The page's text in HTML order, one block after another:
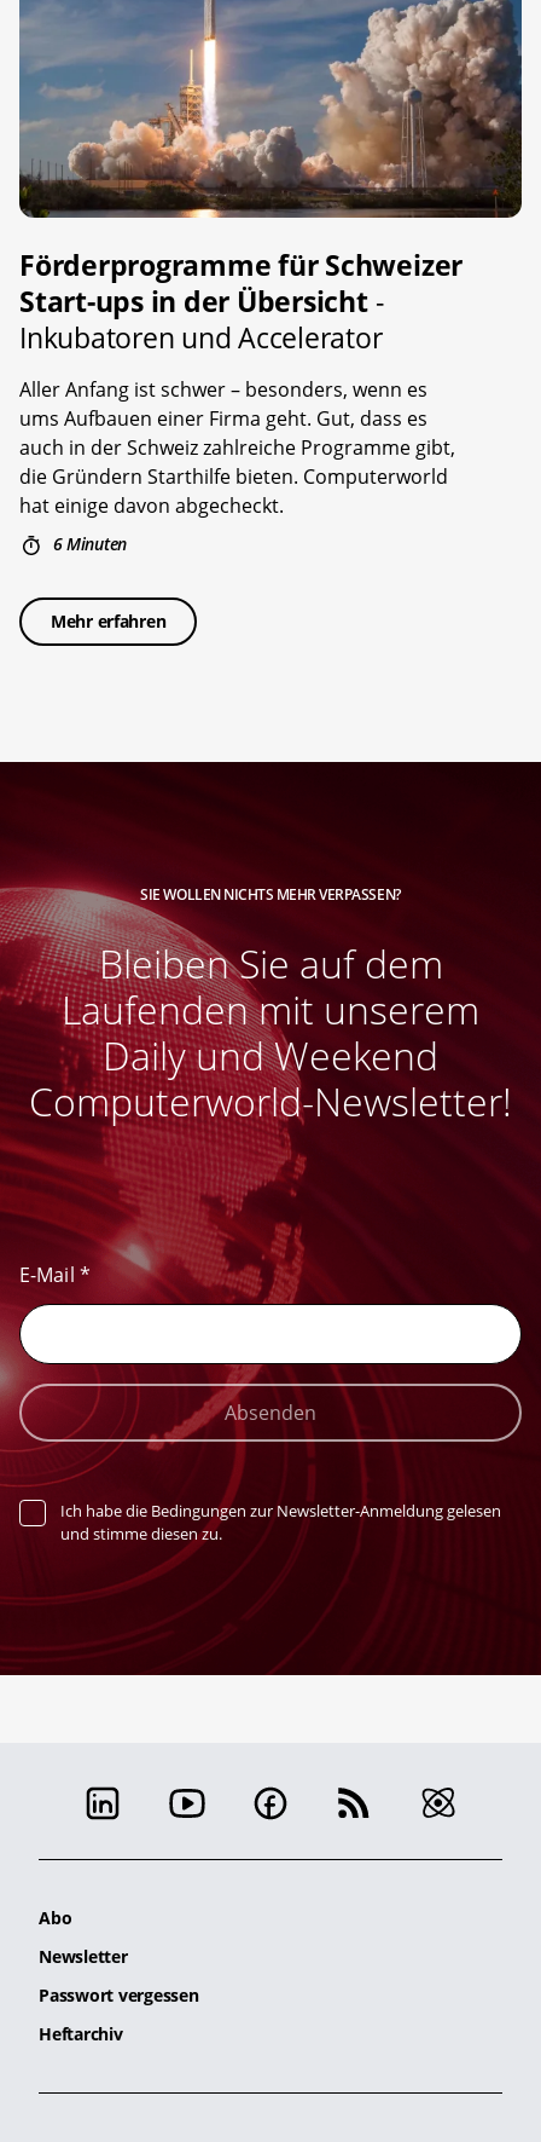
Förderprogramme für Schweizer
Start-ups in der Übersicht -
Inkubatoren und Accelerator
Aller Anfang ist schwer – besonders, wenn es
ums Aufbauen einer Firma geht. Gut, dass es
auch in der Schweiz zahlreiche Programme gibt,
die Gründern Starthilfe bieten. Computerworld
hat einige davon abgecheckt.
6 Minuten
Mehr erfahren
SIE WOLLEN NICHTS MEHR VERPASSEN?
Bleiben Sie auf dem
Laufenden mit unserem
Daily und Weekend
Computerworld-Newsletter!
E-Mail *
Absenden
Ich habe die Bedingungen zur Newsletter-Anmeldung gelesen
und stimme diesen zu.
Abo
Newsletter
Passwort vergessen
Heftarchiv